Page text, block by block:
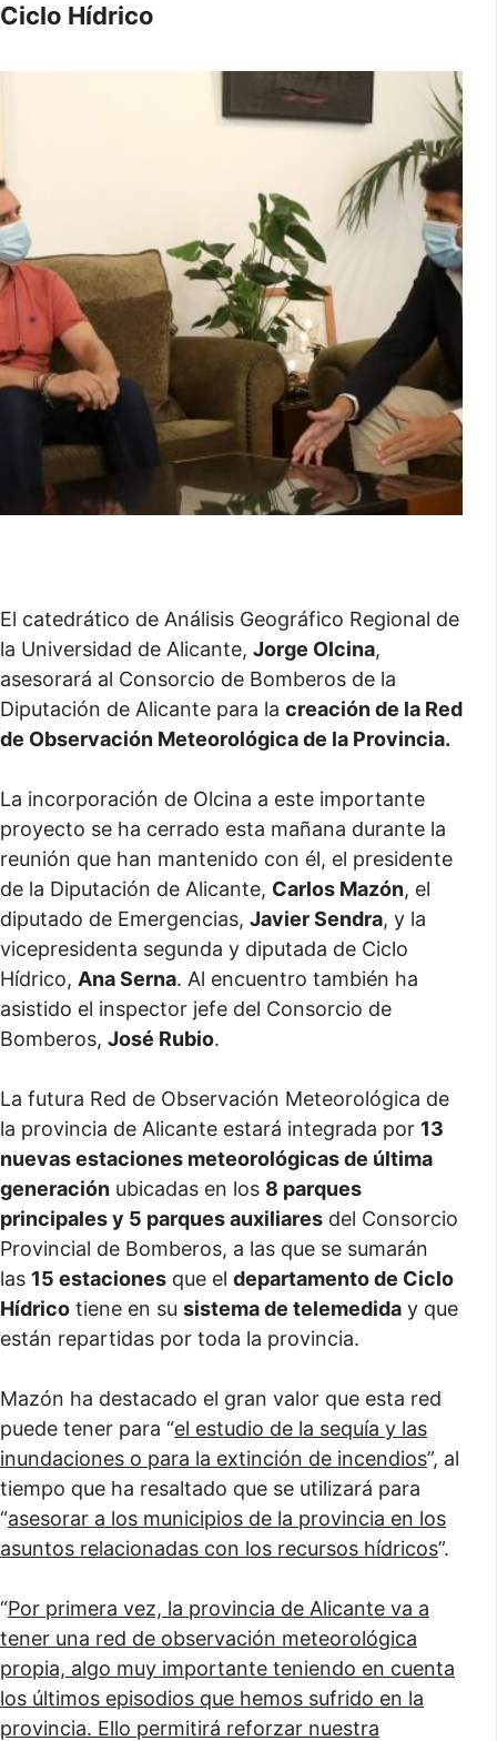
Ciclo Hídrico
El catedrático de Análisis Geográfico Regional de
la Universidad de Alicante, Jorge Olcina,
asesorará al Consorcio de Bomberos de la
Diputación de Alicante para la creación de la Red
de Observación Meteorológica de la Provincia.
La incorporación de Olcina a este importante
proyecto se ha cerrado esta mañana durante la
reunión que han mantenido con él, el presidente
de la Diputación de Alicante, Carlos Mazón, el
diputado de Emergencias, Javier Sendra, y la
vicepresidenta segunda y diputada de Ciclo
Hídrico, Ana Serna. Al encuentro también ha
asistido el inspector jefe del Consorcio de
Bomberos, José Rubio.
La futura Red de Observación Meteorológica de
la provincia de Alicante estará integrada por 13
nuevas estaciones meteorológicas de última
generación ubicadas en los 8 parques
principales y 5 parques auxiliares del Consorcio
Provincial de Bomberos, a las que se sumarán
las 15 estaciones que el departamento de Ciclo
Hídrico tiene en su sistema de telemedida y que
están repartidas por toda la provincia.
Mazón ha destacado el gran valor que esta red
puede tener para “el estudio de la sequía y las
inundaciones o para la extinción de incendios”, al
tiempo que ha resaltado que se utilizará para
“asesorar a los municipios de la provincia en los
asuntos relacionadas con los recursos hídricos”.
“Por primera vez, la provincia de Alicante va a
tener una red de observación meteorológica
propia, algo muy importante teniendo en cuenta
los últimos episodios que hemos sufrido en la
provincia. Ello permitirá reforzar nuestra